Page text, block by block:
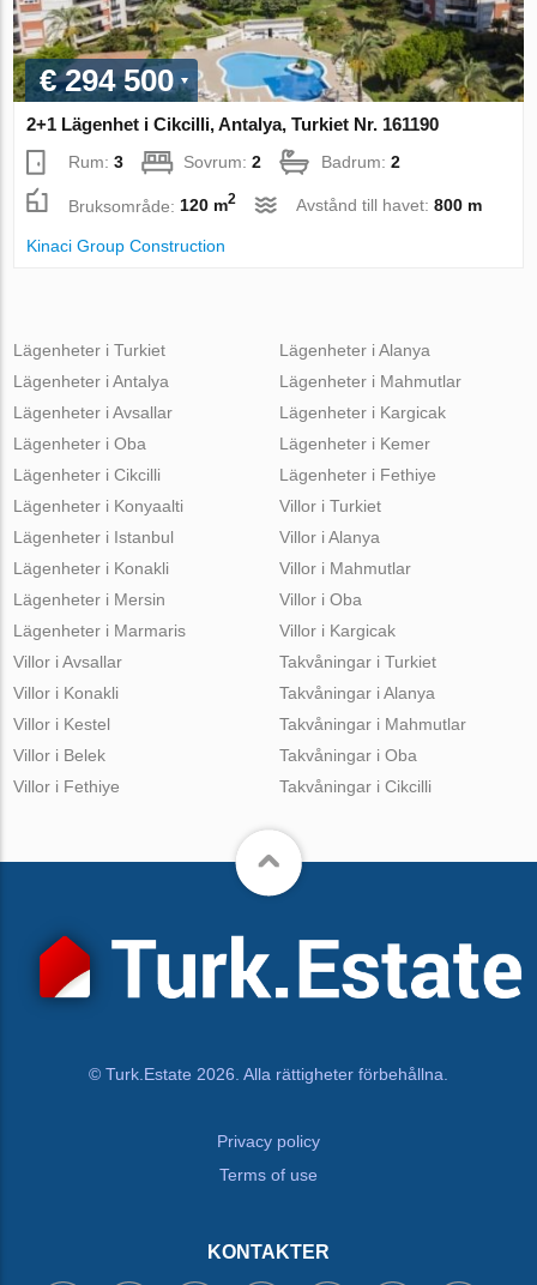
€ 294 500
2+1 Lägenhet i Cikcilli, Antalya, Turkiet Nr. 161190
Rum:3 Sovrum:2 Badrum:2
Bruksområde:120 m2 Avstånd till havet:800 m
Kinaci Group Construction
Lägenheter i Turkiet
Lägenheter i Antalya
Lägenheter i Avsallar
Lägenheter i Oba
Lägenheter i Cikcilli
Lägenheter i Alanya
Lägenheter i Mahmutlar
Lägenheter i Kargicak
Lägenheter i Kemer
Lägenheter i Fethiye
Lägenheter i Konyaalti
Lägenheter i Istanbul
Lägenheter i Konakli
Lägenheter i Mersin
Lägenheter i Marmaris
Villor i Turkiet
Villor i Alanya
Villor i Mahmutlar
Villor i Oba
Villor i Kargicak
Villor i Avsallar
Villor i Konakli
Villor i Kestel
Villor i Belek
Villor i Fethiye
Takvåningar i Turkiet
Takvåningar i Alanya
Takvåningar i Mahmutlar
Takvåningar i Oba
Takvåningar i Cikcilli
© Turk.Estate 2026. Alla rättigheter förbehållna.
Privacy policy
Terms of use
KONTAKTER